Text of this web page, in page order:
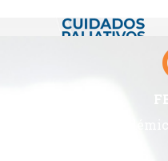
Plataforma